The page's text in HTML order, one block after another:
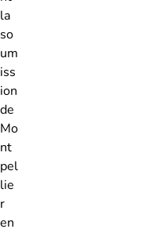
la
so
um
iss
ion
de
Mo
nt
pel
lie
r
en